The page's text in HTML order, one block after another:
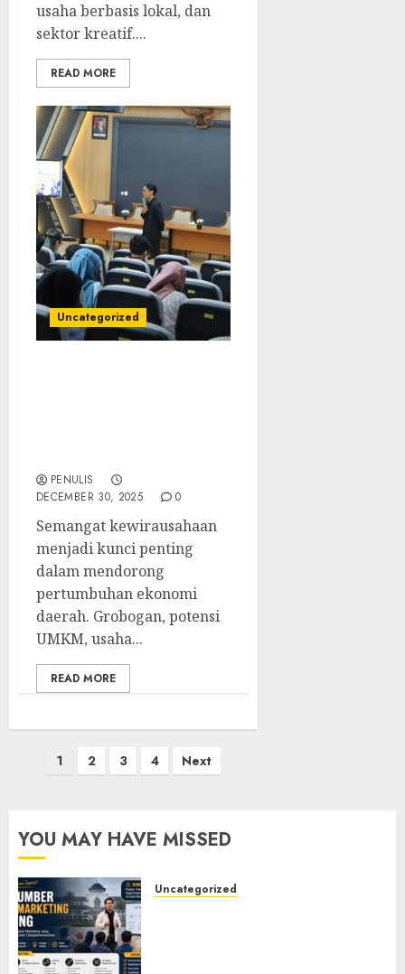
usaha berbasis lokal, dan
sektor kreatif....
READ MORE
Uncategorized
PENULIS
DECEMBER 30, 2025
0
Semangat kewirausahaan
menjadi kunci penting
dalam mendorong
pertumbuhan ekonomi
daerah. Grobogan, potensi
UMKM, usaha...
READ MORE
Posts1 2 3 4 Next
YOU MAY HAVE MISSED
Uncategorized